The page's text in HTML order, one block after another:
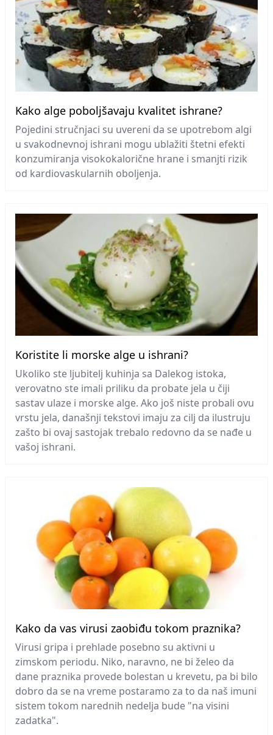
Kako alge poboljšavaju kvalitet ishrane?
Pojedini stručnjaci su uvereni da se upotrebom algi
u svakodnevnoj ishrani mogu ublažiti štetni efekti
konzumiranja visokokalorične hrane i smanjti rizik
od kardiovaskularnih oboljenja.
Koristite li morske alge u ishrani?
Ukoliko ste ljubitelj kuhinja sa Dalekog istoka,
verovatno ste imali priliku da probate jela u čiji
sastav ulaze i morske alge. Ako još niste probali ovu
vrstu jela, današnji tekstovi imaju za cilj da ilustruju
zašto bi ovaj sastojak trebalo redovno da se nađe u
vašoj ishrani.
Kako da vas virusi zaobiđu tokom praznika?
Virusi gripa i prehlade posebno su aktivni u
zimskom periodu. Niko, naravno, ne bi želeo da
dane praznika provede bolestan u krevetu, pa bi bilo
dobro da se na vreme postaramo za to da naš imuni
sistem tokom narednih nedelja bude "na visini
zadatka".